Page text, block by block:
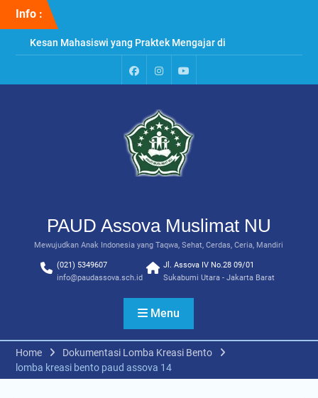
Info :
Kesan Mahasiswi yang Praktek Mengajar di
PAUD Assova
Penyuluhan & Perawatan Gigi di PAUD Assova
Muslimat NU
PaudInstagram
Youtube
PAUD Assova Muslimat NU
Mewujudkan Anak Indonesia yang Taqwa, Sehat, Cerdas, Ceria, Mandiri
(021) 5349607
info@paudassova.sch.id
Jl. Assova IV No.28 09/01
Sukabumi Utara - Jakarta Barat
Menu
Home
Dokumentasi Lomba Kreasi Bento
lomba kreasi bento paud assova 14